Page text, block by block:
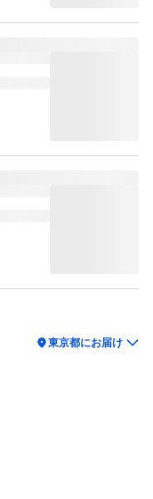
location_on東京都にお届け